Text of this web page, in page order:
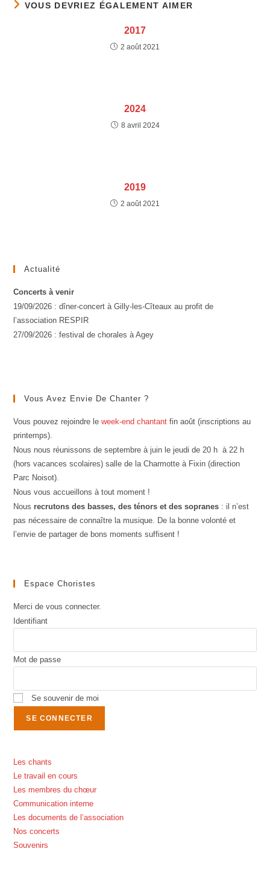
VOUS DEVRIEZ ÉGALEMENT AIMER
2017
2 août 2021
2024
8 avril 2024
2019
2 août 2021
Actualité
Concerts à venir
19/09/2026 : dîner-concert à Gilly-les-Cîteaux au profit de
l’association RESPIR
27/09/2026 : festival de chorales à Agey
Vous Avez Envie De Chanter ?
Vous pouvez rejoindre leweek-end chantant fin août (inscriptions au
printemps).
Nous nous réunissons de septembre à juin le jeudi de 20 h à 22 h
(hors vacances scolaires) salle de la Charmotte à Fixin (direction
Parc Noisot).
Nous vous accueillons à tout moment !
Nous recrutons des basses, des ténors et des sopranes : il n’est
pas nécessaire de connaître la musique. De la bonne volonté et
l’envie de partager de bons moments suffisent !
Espace Choristes
Merci de vous connecter.
Identifiant
Mot de passe
Se souvenir de moi
Les chants
Le travail en cours
Les membres du chœur
Communication interne
Les documents de l’association
Nos concerts
Souvenirs